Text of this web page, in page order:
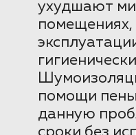
ухудшают
помощи
данную
сроки без